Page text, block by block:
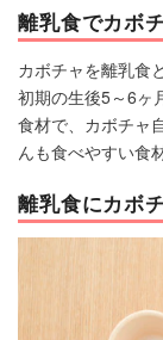
離乳食でカボ
カボチャを離乳食
初期の生後5～6ヶ
食材で、カボチャ
んも食べやすい食
離乳食にカボ